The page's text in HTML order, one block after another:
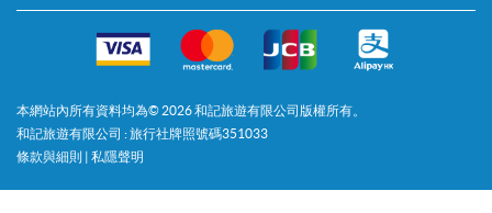
本網站內所有資料均為© 2026和記旅遊有限公司版權所有。
和記旅遊有限公司 : 旅行社牌照號碼351033
條款與細則 | 私隱聲明